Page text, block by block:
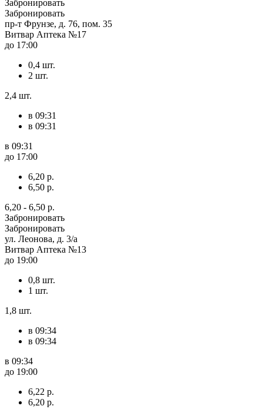
Забронировать
Забронировать
пр-т Фрунзе, д. 76, пом. 35
Витвар Аптека №17
до 17:00
0,4 шт.
2 шт.
2,4 шт.
в 09:31
в 09:31
в 09:31
до 17:00
6,20 р.
6,50 р.
6,20 - 6,50 р.
Забронировать
Забронировать
ул. Леонова, д. 3/a
Витвар Аптека №13
до 19:00
0,8 шт.
1 шт.
1,8 шт.
в 09:34
в 09:34
в 09:34
до 19:00
6,22 р.
6,20 р.